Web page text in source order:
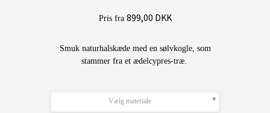
Pris fra 899,00 DKK
Smuk naturhalskæde med en sølvkogle, som
stammer fra et ædelcypres-træ.
Vælg materiale